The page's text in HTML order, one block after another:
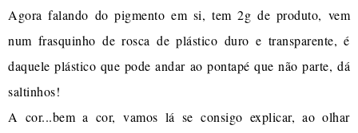
Agora falando do pigmento em si, tem 2g de produto, vem
num frasquinho de rosca de plástico duro e transparente, é
daquele plástico que pode andar ao pontapé que não parte, dá
saltinhos!
A cor...bem a cor, vamos lá se consigo explicar, ao olhar